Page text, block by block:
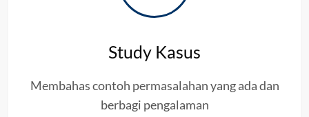
Study Kasus
Membahas contoh permasalahan yang ada dan
berbagi pengalaman